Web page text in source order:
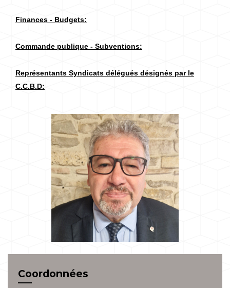
Finances - Budgets:
Commande publique - Subventions:
Représentants Syndicats délégués désignés par le
C.C.B.D:
Coordonnées